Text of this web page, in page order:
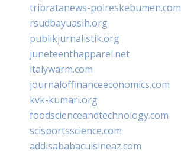
tribratanews-polreskebumen.com
rsudbayuasih.org
publikjurnalistik.org
juneteenthapparel.net
italywarm.com
journaloffinanceeconomics.com
kvk-kumari.org
foodscienceandtechnology.com
scisportsscience.com
addisababacuisineaz.com